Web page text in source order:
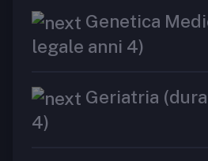
Genetica
legale anni 4)
Geriatria
4)